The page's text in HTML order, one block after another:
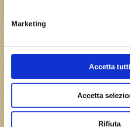
Marketing
Accetta tutti
Accetta
Rifiuta